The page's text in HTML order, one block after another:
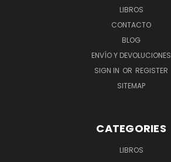
LIBROS
CONTACTO
BLOG
ENVÍO Y DEVOLUCIONES
SIGN IN OR REGISTER
SITEMAP
CATEGORIES
LIBROS